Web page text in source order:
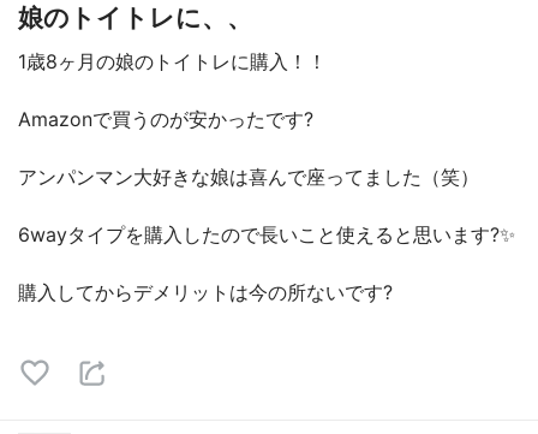
娘のトイトレに、、
1歳8ヶ月の娘のトイトレに購入！！
Amazonで買うのが安かったです?
アンパンマン大好きな娘は喜んで座ってました（笑）
6wayタイプを購入したので長いこと使えると思います?✨
購入してからデメリットは今の所ないです?